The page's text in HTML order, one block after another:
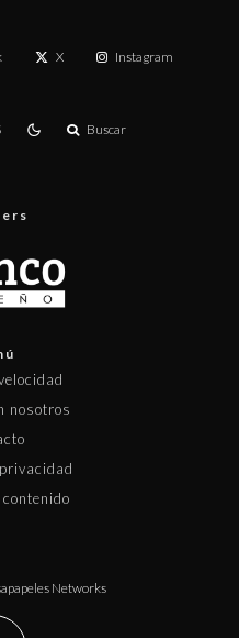
X Instagram
Buscar
nosotros
Networks